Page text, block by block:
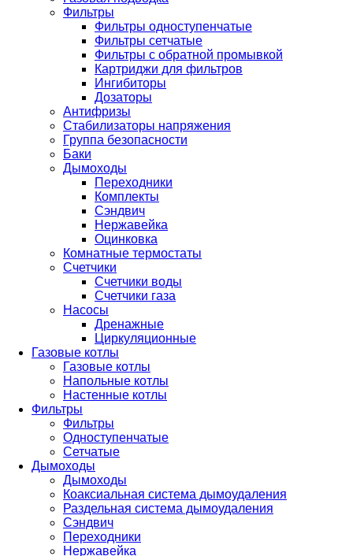
Фильтры
Фильтры одноступенчатые
Фильтры сетчатые
Фильтры с обратной промывкой
Картриджи для фильтров
Ингибиторы
Дозаторы
Антифризы
Стабилизаторы напряжения
Группа безопасности
Баки
Дымоходы
Переходники
Комплекты
Сэндвич
Нержавейка
Оцинковка
Комнатные термостаты
Счетчики
Счетчики воды
Счетчики газа
Насосы
Дренажные
Циркуляционные
Газовые котлы
Газовые котлы
Напольные котлы
Настенные котлы
Фильтры
Фильтры
Одноступенчатые
Сетчатые
Дымоходы
Дымоходы
Коаксиальная система дымоудаления
Раздельная система дымоудаления
Сэндвич
Переходники
Нержавейка